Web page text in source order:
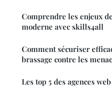
Comprendre les enjeux
moderne avec skills4all
Comment sécuriser
brassage contre les
Les top 5 des agences